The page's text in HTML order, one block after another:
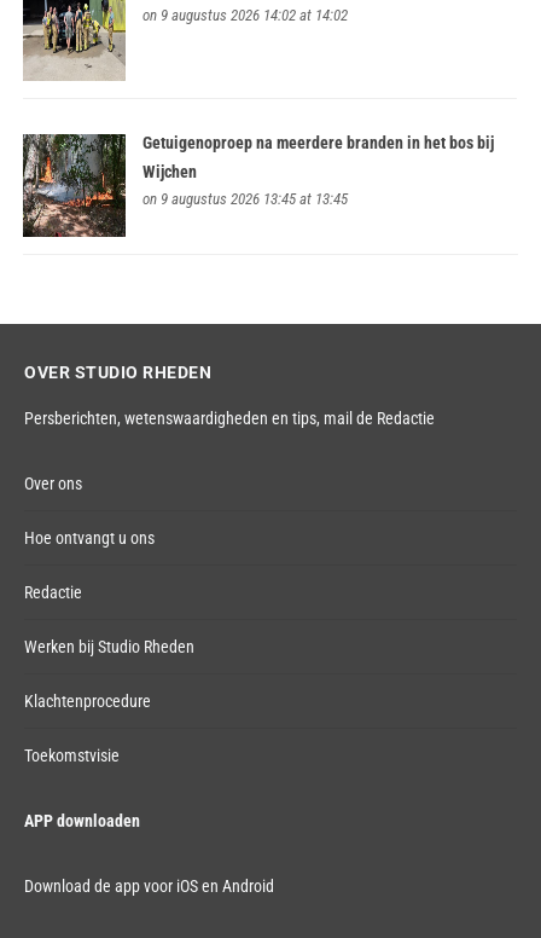
on 9 augustus 2026 14:02 at 14:02
Getuigenoproep na meerdere branden in het bos bij
Wijchen
on 9 augustus 2026 13:45 at 13:45
OVER STUDIO RHEDEN
Persberichten, wetenswaardigheden en tips, mail de Redactie
Over ons
Hoe ontvangt u ons
Redactie
Werken bij Studio Rheden
Klachtenprocedure
Toekomstvisie
APP downloaden
Download de app voor iOS en Android